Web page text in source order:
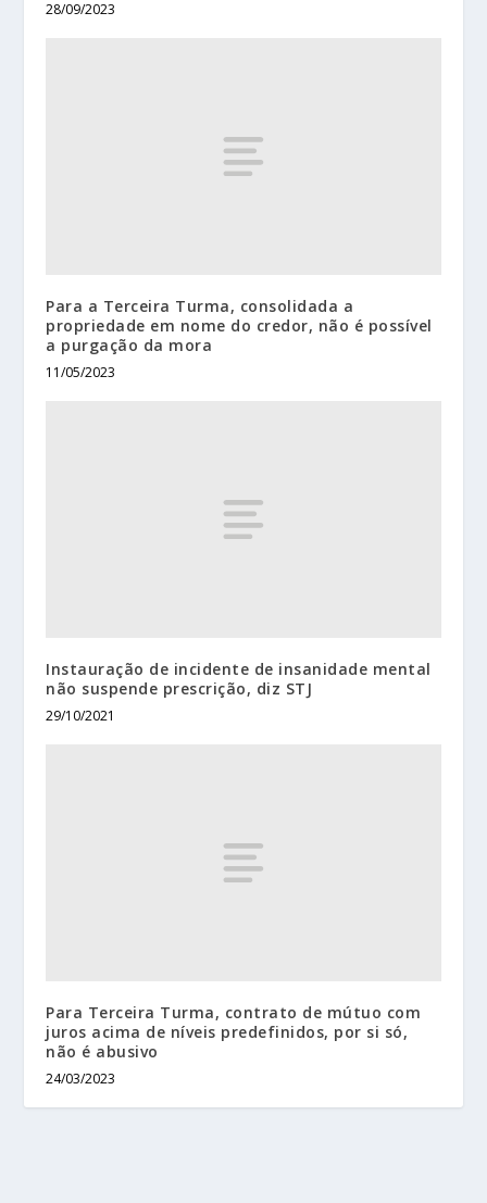
28/09/2023
Para a Terceira Turma, consolidada a
propriedade em nome do credor, não é possível
a purgação da mora
11/05/2023
Instauração de incidente de insanidade mental
não suspende prescrição, diz STJ
29/10/2021
Para Terceira Turma, contrato de mútuo com
juros acima de níveis predefinidos, por si só,
não é abusivo
24/03/2023